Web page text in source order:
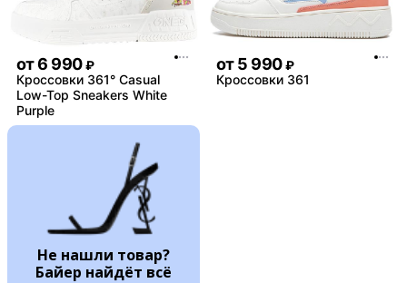
или дефектом товара.
скажется на
его эксплуатации ❤️
от6 990 ₽
Кроссовки 361° Casual
Low-Top Sneakers White
Purple
от5 990 ₽
Кроссовки 361
Не нашли товар?
Байер найдёт всё